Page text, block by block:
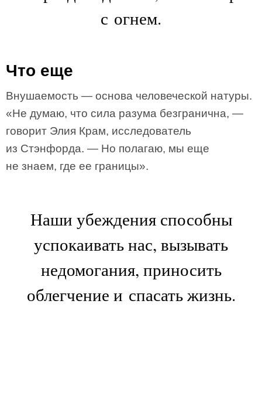
с огнем.
Что еще
Внушаемость — основа человеческой натуры.
«Не думаю, что сила разума безгранична, —
говорит Элия Крам, исследователь
из Стэнфорда. — Но полагаю, мы еще
не знаем, где ее границы».
Наши убеждения способны
успокаивать нас, вызывать
недомогания, приносить
облегчение и спасать жизнь.